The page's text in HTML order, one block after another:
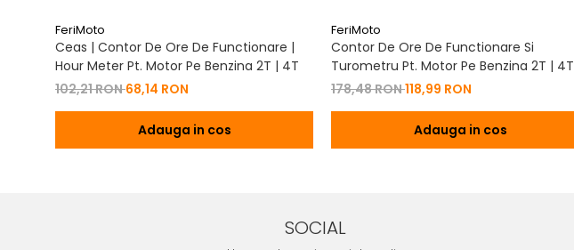
FeriMoto
Ceas | Contor De Ore De Functionare |
Hour Meter Pt. Motor Pe Benzina 2T | 4T
102,21 RON68,14 RON
Adauga in cos
FeriMoto
Contor De Ore De Functionare Si
Turometru Pt. Motor Pe Benzina 2T | 4T
Cu Capac De Baterie
178,48 RON118,99 RON
Adauga in cos
SOCIAL